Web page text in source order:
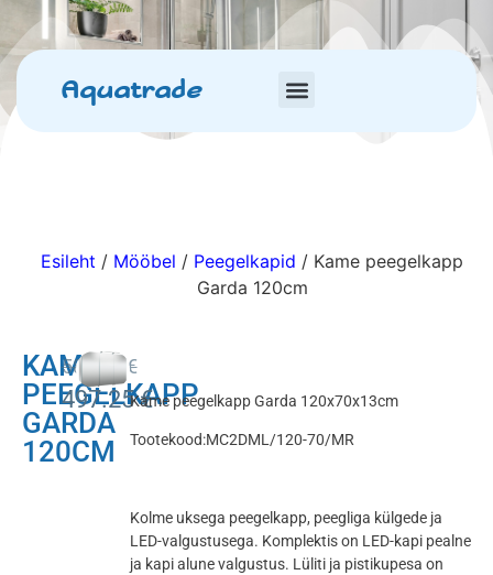
Aquatrade
Esileht / Mööbel / Peegelkapid / Kame peegelkapp
Garda 120cm
KAME
PEEGELKAPP
GARDA
120CM
585.00€
497.25€
Kame peegelkapp Garda 120x70x13cm
Tootekood:MC2DML/120-70/MR
Kolme uksega peegelkapp, peegliga külgede ja
LED-valgustusega. Komplektis on LED-kapi pealne
ja kapi alune valgustus. Lüliti ja pistikupesa on